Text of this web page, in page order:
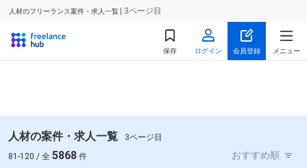
人材のフリーランス案件・求人一覧 | 3ページ目
保存 ログイン 会員登録 メニュー
人材の案件・求人一覧
3ページ目
81-120 / 全 5868 件